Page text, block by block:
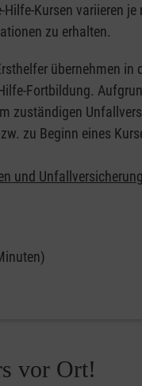
Kursen variieren
zu erhalten.
übernehmen
Fortbildung.
zuständigen
zu Beginn eines
und
vor Ort!